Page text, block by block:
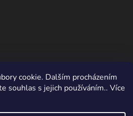
cookie. Dalším procházením
souhlas s jejich používáním.. Více